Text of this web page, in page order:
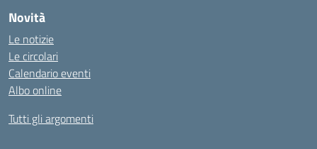
Novità
Le notizie
Le circolari
Calendario eventi
Albo online
Tutti gli argomenti